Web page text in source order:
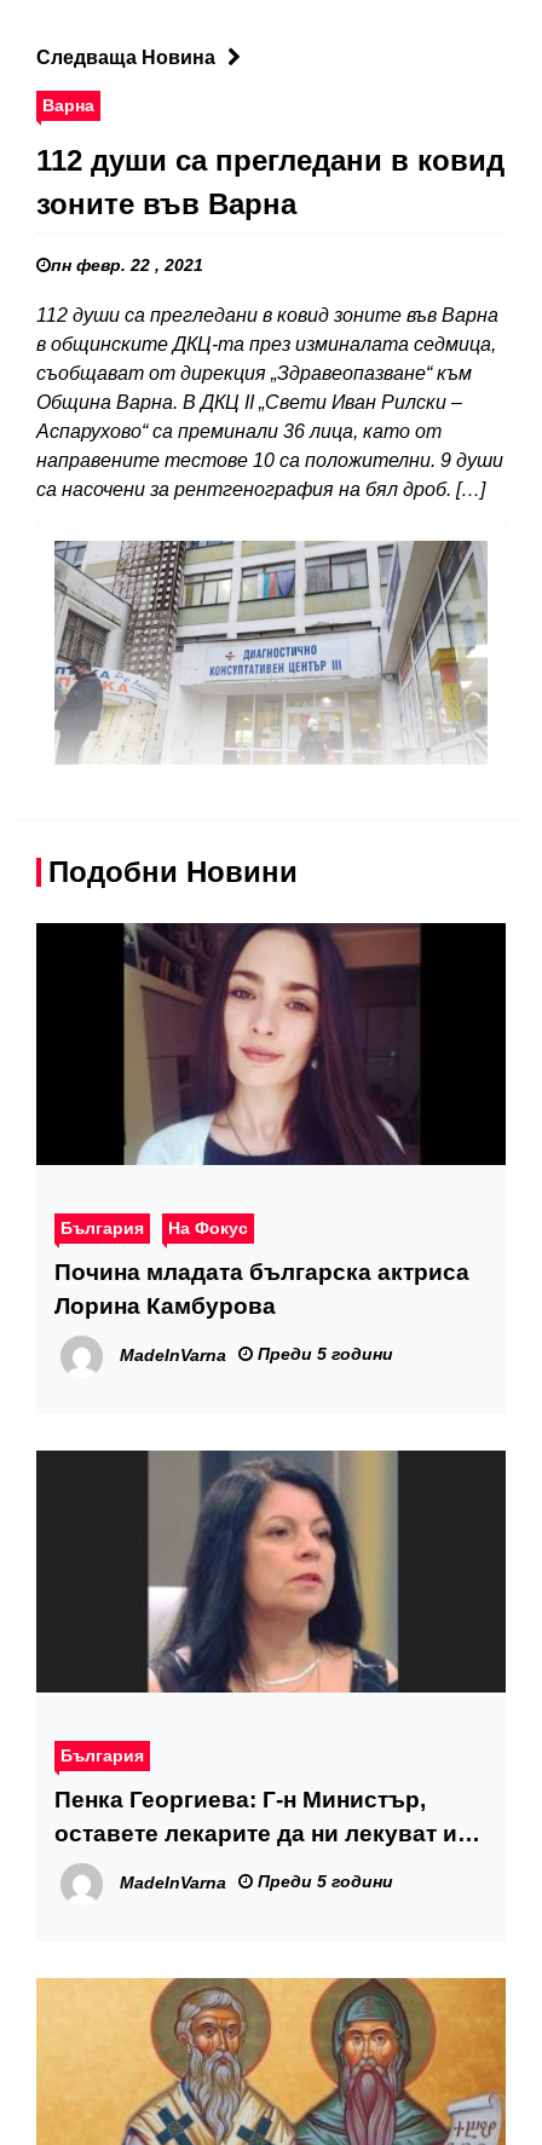
Следваща Новина
Варна
112 души са прегледани в ковид
зоните във Варна
пн февр. 22 , 2021
112 души са прегледани в ковид зоните във Варна
в общинските ДКЦ-та през изминалата седмица,
съобщават от дирекция „Здравеопазване“ към
Община Варна. В ДКЦ II „Свети Иван Рилски –
Аспарухово“ са преминали 36 лица, като от
направените тестове 10 са положителни. 9 души
са насочени за рентгенография на бял дроб. […]
Подобни Новини
България На Фокус
Почина младата българска актриса
Лорина Камбурова
MadeInVarna Преди 5 години
България
Пенка Георгиева: Г-н Министър,
оставете лекарите да ни лекуват и
престанете да плашите хората
MadeInVarna Преди 5 години